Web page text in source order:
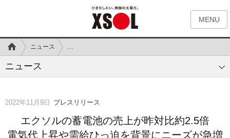
MENU
ニュース エクソルの蓄電池の売上が昨対比約2.5倍
ニュース
2022年11月9日 プレスリリース
エクソルの蓄電池の売上が昨対比約2.5倍
電気代上昇や需給ひっ迫を背景にニーズが急増